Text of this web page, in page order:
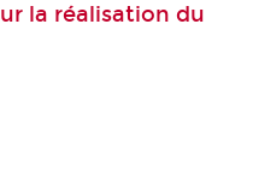
la réalisation du